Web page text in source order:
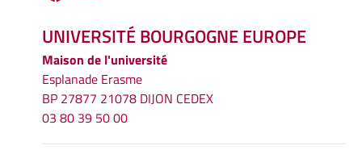
UNIVERSITÉ BOURGOGNE EUROPE
Maison de l'université
Esplanade Erasme
BP 27877 21078 DIJON CEDEX
03 80 39 50 00